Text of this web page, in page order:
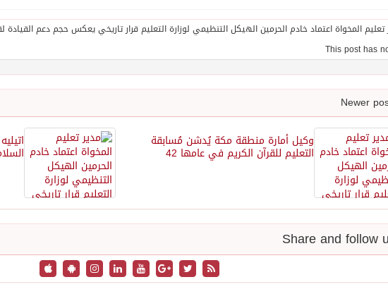
وكيل أمارة منطقة مكة يُدشن مُسابقة
التعليم للقرآن الكريم في عامها 42